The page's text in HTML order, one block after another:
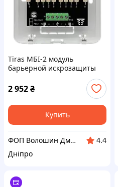
Tiras МБІ-2 модуль
барьерной искрозащиты
2 952₴
Купить
ФОП Волошин Дмитро Олексійович
4.4
Дніпро